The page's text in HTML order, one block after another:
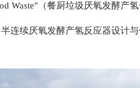
Waste"（餐厨垃圾厌氧发酵
连续厌氧发酵产氢反应器设计